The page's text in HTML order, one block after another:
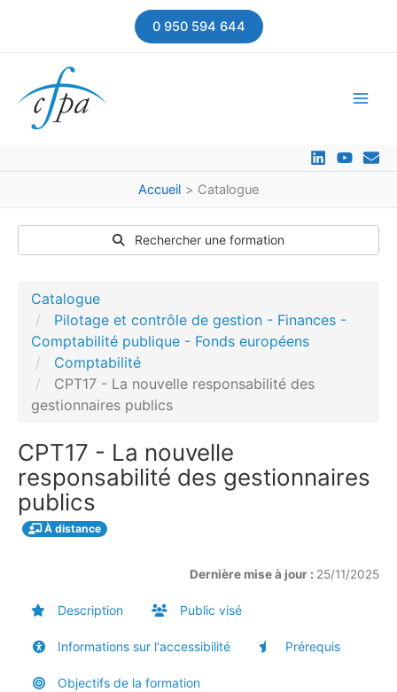
0 950 594 644
Accueil Catalogue
Rechercher une formation
Catalogue
Pilotage et contrôle de gestion - Finances -
Comptabilité publique - Fonds européens
Comptabilité
CPT17 - La nouvelle responsabilité des
gestionnaires publics
CPT17 - La nouvelle
responsabilité des gestionnaires
publics
À distance
Dernière mise à jour : 25/11/2025
Description Public visé
Informations sur l'accessibilité Prérequis
Objectifs de la formation